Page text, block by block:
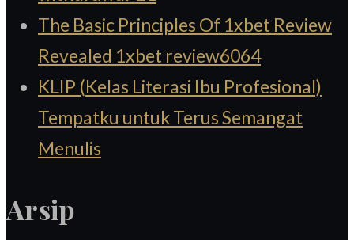
The Basic Principles Of 1xbet Review
Revealed 1xbet review6064
KLIP (Kelas Literasi Ibu Profesional)
Tempatku untuk Terus Semangat
Menulis
Arsip